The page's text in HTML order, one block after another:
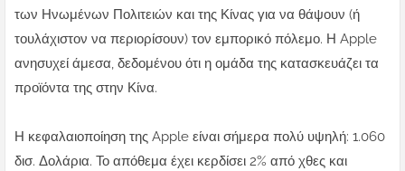
των Ηνωμένων Πολιτειών και της Κίνας για να θάψουν (ή
τουλάχιστον να περιορίσουν) τον εμπορικό πόλεμο. Η Apple
ανησυχεί άμεσα, δεδομένου ότι η ομάδα της κατασκευάζει τα
προϊόντα της στην Κίνα.
Η κεφαλαιοποίηση της Apple είναι σήμερα πολύ υψηλή: 1.060
δισ. Δολάρια. Το απόθεμα έχει κερδίσει 2% από χθες και